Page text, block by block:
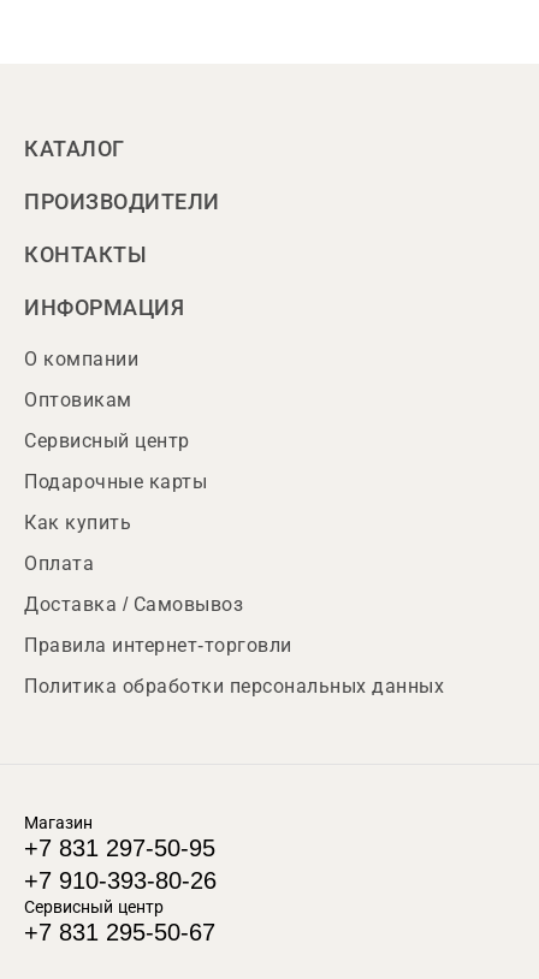
КАТАЛОГ
ПРОИЗВОДИТЕЛИ
КОНТАКТЫ
ИНФОРМАЦИЯ
О компании
Оптовикам
Сервисный центр
Подарочные карты
Как купить
Оплата
Доставка / Самовывоз
Правила интернет-торговли
Политика обработки персональных данных
Магазин
+7 831 297-50-95
+7 910-393-80-26
Сервисный центр
+7 831 295-50-67